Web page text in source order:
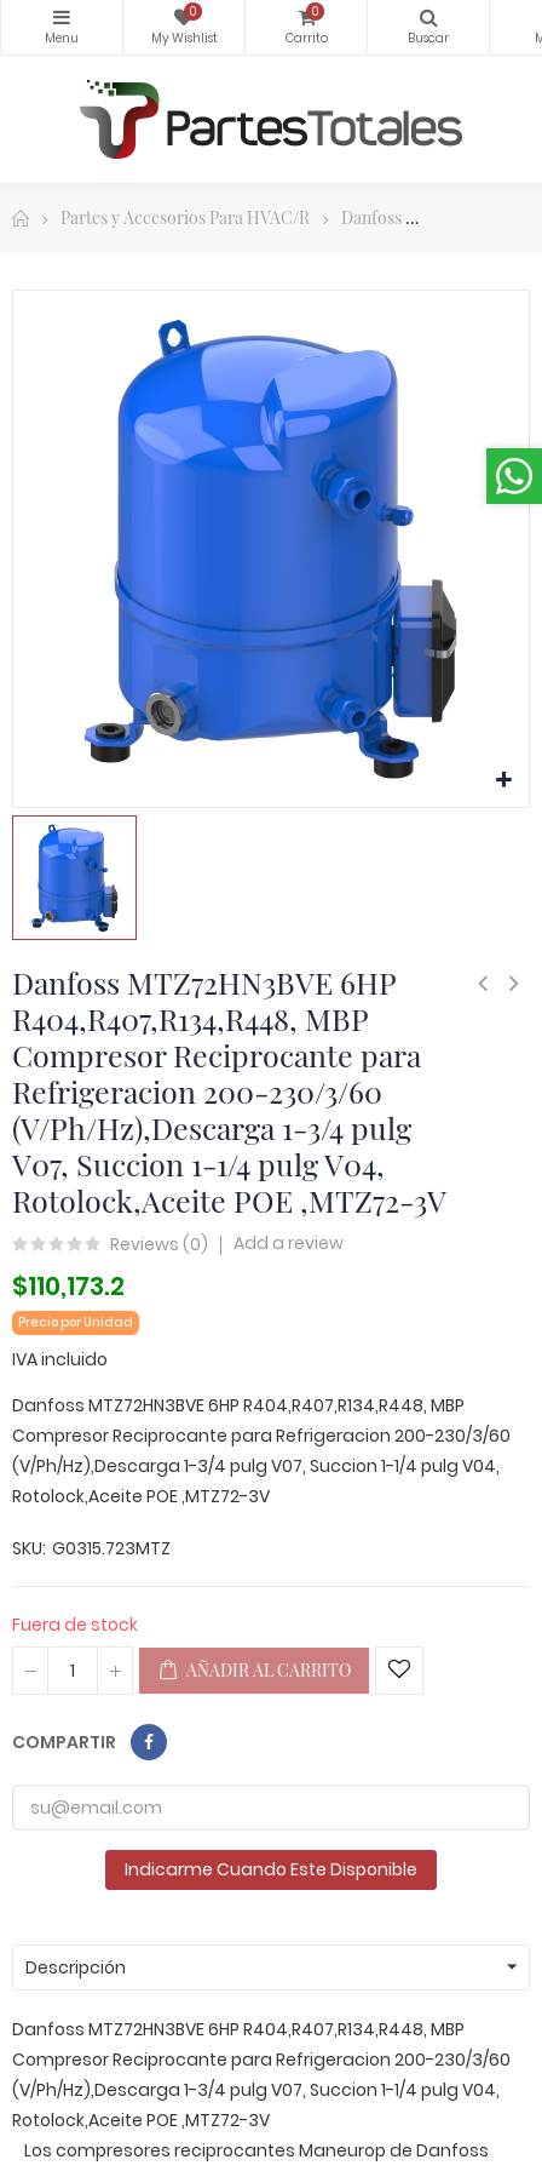
0 0
Partes y Accesorios Para HVAC/R Danfoss
Danfoss MTZ72HN3BVE 6HP
R404,R407,R134,R448, MBP
Compresor Reciprocante para
Refrigeracion 200-230/3/60
(V/Ph/Hz),Descarga 1-3/4 pulg
V07, Succion 1-1/4 pulg V04,
Rotolock,Aceite POE ,MTZ72-3V
Reviews (0) Add a review
$110,173.2
Precio por Unidad
IVA incluido
Danfoss MTZ72HN3BVE 6HP R404,R407,R134,R448, MBP
Compresor Reciprocante para Refrigeracion 200-230/3/60
(V/Ph/Hz),Descarga 1-3/4 pulg V07, Succion 1-1/4 pulg V04,
Rotolock,Aceite POE ,MTZ72-3V
SKU G0315.723MTZ
Fuera de stock
AÑADIR AL CARRITO
COMPARTIR
Indicarme Cuando Este Disponible
Descripción
Danfoss MTZ72HN3BVE 6HP R404,R407,R134,R448, MBP
Compresor Reciprocante para Refrigeracion 200-230/3/60
(V/Ph/Hz),Descarga 1-3/4 pulg V07, Succion 1-1/4 pulg V04,
Rotolock,Aceite POE ,MTZ72-3V
Los compresores reciprocantes Maneurop de Danfoss